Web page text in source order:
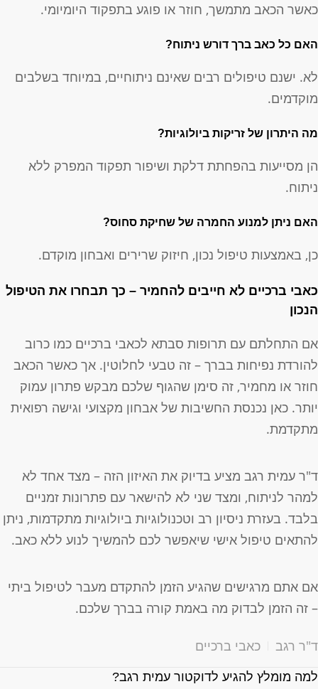
כאשר הכאב מתמשך, חוזר או פוגע בתפקוד היומיומי.
האם כל כאב ברך דורש ניתוח?
לא. ישנם טיפולים רבים שאינם ניתוחיים, במיוחד בשלבים
מוקדמים.
מה היתרון של זריקות ביולוגיות?
הן מסייעות בהפחתת דלקת ושיפור תפקוד המפרק ללא
ניתוח.
האם ניתן למנוע החמרה של שחיקת סחוס?
כן, באמצעות טיפול נכון, חיזוק שרירים ואבחון מוקדם.
כאבי ברכיים לא חייבים להחמיר – כך תבחרו את הטיפול
הנכון
אם התחלתם עם תרופות סבתא לכאבי ברכיים כמו כרוב
להורדת נפיחות בברך – זה טבעי לחלוטין. אך כאשר הכאב
חוזר או מחמיר, זה סימן שהגוף שלכם מבקש פתרון עמוק
יותר. כאן נכנסת החשיבות של אבחון מקצועי וגישה רפואית
מתקדמת.
ד"ר עמית רגב מציע בדיוק את האיזון הזה – מצד אחד לא
למהר לניתוח, ומצד שני לא להישאר עם פתרונות זמניים
בלבד. בעזרת ניסיון רב וטכנולוגיות ביולוגיות מתקדמות, ניתן
להתאים טיפול אישי שיאפשר לכם להמשיך לנוע ללא כאב.
אם אתם מרגישים שהגיע הזמן להתקדם מעבר לטיפול ביתי
– זה הזמן לבדוק מה באמת קורה בברך שלכם.
ד"ר רגב כאבי ברכיים
למה מומלץ להגיע לדוקטור עמית רגב?